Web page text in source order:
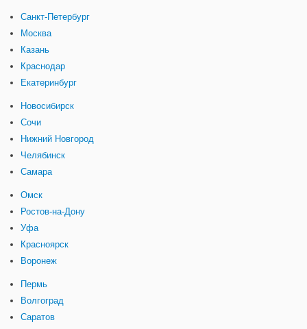
Санкт-Петербург
Москва
Казань
Краснодар
Екатеринбург
Новосибирск
Сочи
Нижний Новгород
Челябинск
Самара
Омск
Ростов-на-Дону
Уфа
Красноярск
Воронеж
Пермь
Волгоград
Саратов